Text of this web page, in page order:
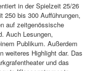
in der Spielzeit 25/26
250 bis 300 Aufführungen,
auf zeitgenössische
Auch Lesungen,
Publikum. Außerdem
weiteres Highlight dar. Das
und das